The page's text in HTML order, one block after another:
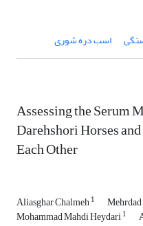
اسب دره شوری
Assessing the Serum
Darehshori Horses
Each Other
Aliasghar Chalmeh1
Mohammad Mahdi Heydari1